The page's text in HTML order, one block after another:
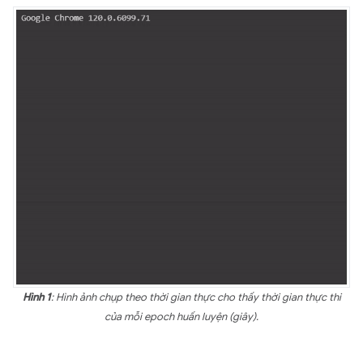
Hình 1: Hình ảnh chụp theo thời gian thực cho thấy thời gian thực thi
của mỗi epoch huấn luyện (giây).